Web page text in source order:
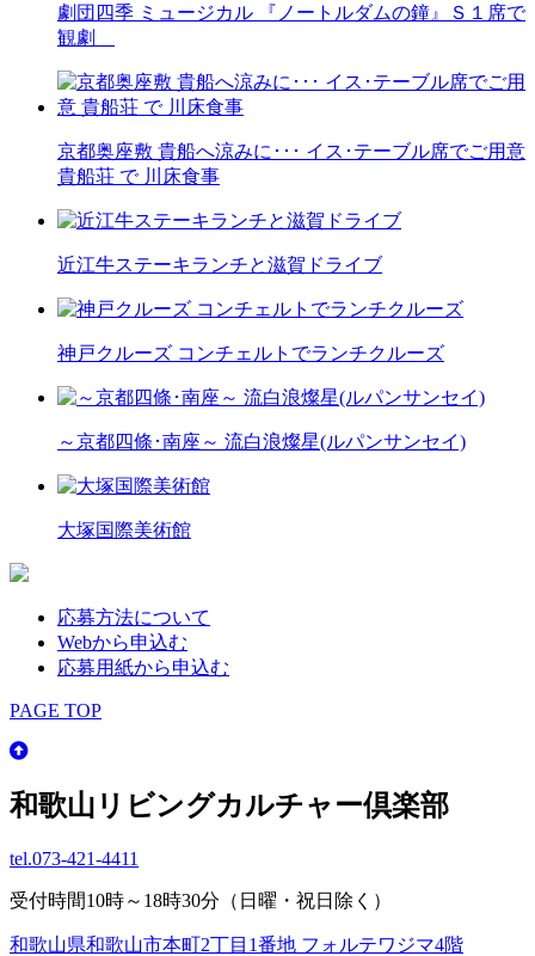
劇団四季 ミュージカル 『ノートルダムの鐘』Ｓ１席で
観劇
京都奥座敷 貴船へ涼みに･･･ イス･テーブル席でご用意
貴船荘 で 川床食事
近江牛ステーキランチと滋賀ドライブ
神戸クルーズ コンチェルトでランチクルーズ
～京都四條･南座～ 流白浪燦星(ルパンサンセイ)
大塚国際美術館
応募方法について
Webから申込む
応募用紙から申込む
PAGE TOP
和歌山リビングカルチャー倶楽部
tel.073-421-4411
受付時間10時～18時30分（日曜・祝日除く）
和歌山県和歌山市本町2丁目1番地 フォルテワジマ4階